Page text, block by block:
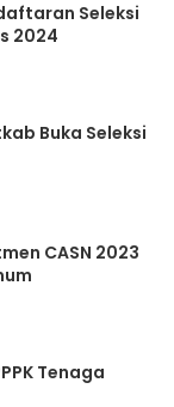
Seleksi
2024
Buka Seleksi
CASN 2023
Tenaga